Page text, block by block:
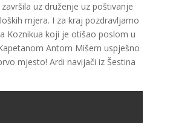
uz druženje uz poštivanje
mjera. I za kraj pozdravljamo
Koznikua koji je otišao poslom u
Antom Mišem uspješno
mjesto! Ardi navijači iz Šestina